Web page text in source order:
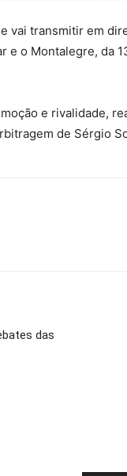
vai transmitir em
e o Montalegre, da
e rivalidade,
de Sérgio
das